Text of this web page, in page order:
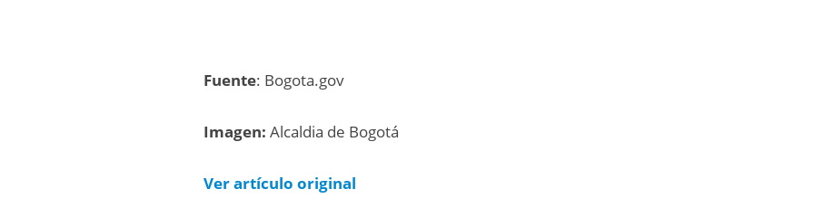
Fuente: Bogota.gov
Imagen: Alcaldia de Bogotá
Ver artículo original